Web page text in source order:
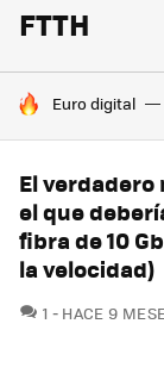
FTTH
HOY SE HABLA
Euro digital
El
el que
fibra de 10
la velocidad)
1 COMENTARIOS
HACE 9